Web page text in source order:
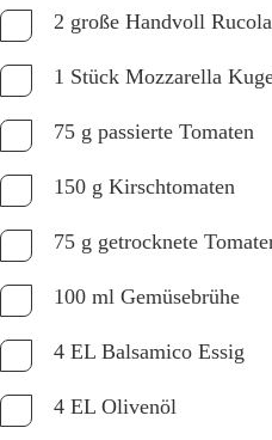
2 große Handvoll Rucola
1 Stück Mozzarella
75 g passierte Tomaten
150 g Kirschtomaten
75 g getrocknete
100 ml Gemüsebrühe
4 EL Balsamico Essig
4 EL Olivenöl